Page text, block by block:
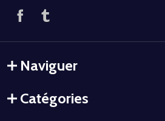
Naviguer
Catégories